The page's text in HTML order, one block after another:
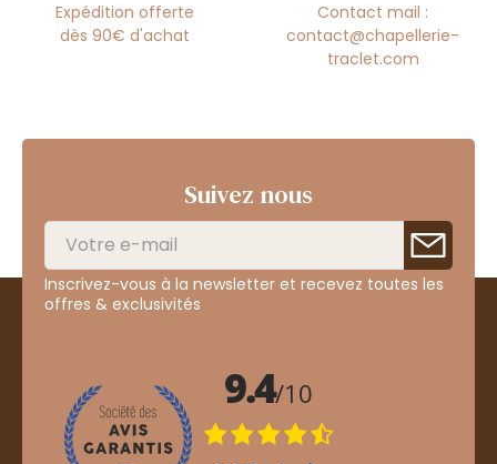
Expédition offerte
dès 90€ d'achat
Contact mail :
contact@chapellerie-
traclet.com
Suivez nous
Inscrivez-vous à la newsletter et recevez toutes les
offres & exclusivités